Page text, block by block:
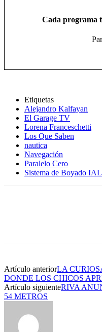
Cada programa
Etiquetas
Alejandro Kalfayan
El Garage TV
Lorena Franceschetti
Los Que Saben
nautica
Navegación
Paralelo Cero
Sistema de Boyado
Artículo anteriorLA
DONDE LOS CHICOS
Artículo siguienteRIVA
54 METROS